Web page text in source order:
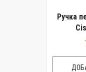
Ручка